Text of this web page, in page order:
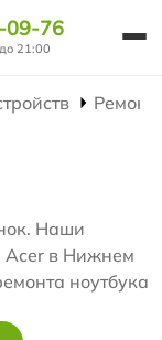
09-76
21:00
Ремонт
Наши
Acer в Нижнем
ноутбука